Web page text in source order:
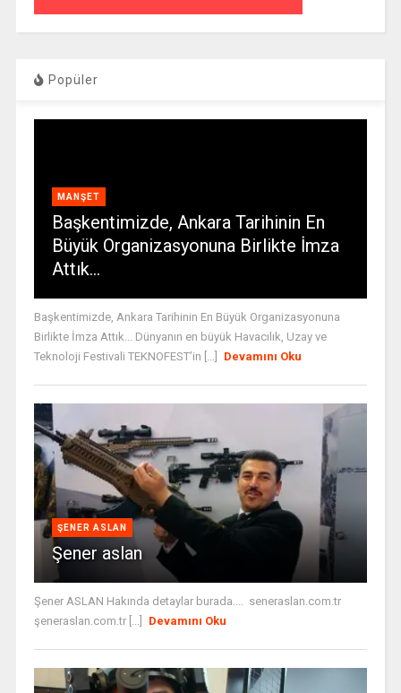
Popüler
MANŞET
Başkentimizde, Ankara Tarihinin En
Büyük Organizasyonuna Birlikte İmza
Attık…
Başkentimizde, Ankara Tarihinin En Büyük Organizasyonuna
Birlikte İmza Attık... Dünyanın en büyük Havacılık, Uzay ve
Teknoloji Festivali TEKNOFEST’in [...]
Devamını Oku
ŞENER ASLAN
Şener aslan
Şener ASLAN Hakında detaylar burada.... seneraslan.com.tr
şeneraslan.com.tr [...]
Devamını Oku